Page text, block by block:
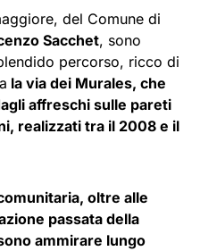
del Comune di
Sacchet, sono
percorso, ricco di
la via dei Murales, che
affreschi sulle pareti
realizzati tra il 2008 e il
oltre alle
passata della
ammirare lungo